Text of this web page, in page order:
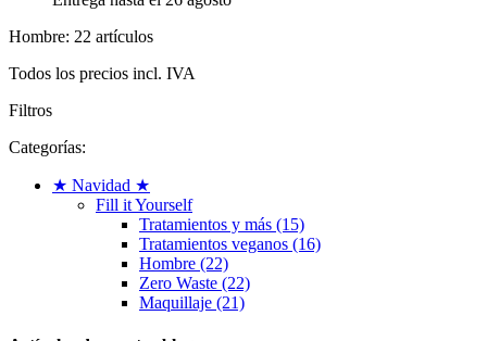
Hombre: 22 artículos
Todos los precios incl. IVA
Filtros
Categorías:
★ Navidad ★
Fill it Yourself
Tratamientos y más (15)
Tratamientos veganos (16)
Hombre (22)
Zero Waste (22)
Maquillaje (21)